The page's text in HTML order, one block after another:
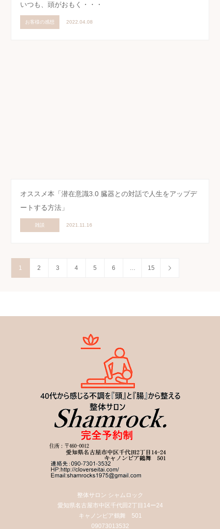
いつも、頭がおもく・・・
お客様の感想 2022.04.08
オススメ本「潜在意識3.0 臓器との対話で人生をアップデ
ートする方法」
雑談 2021.11.16
1 2 3 4 5 6 … 15
整体サロン シャムロック
愛知県名古屋市中区千代田2丁目14ー24
キャノンピア鶴舞 501
09073013532